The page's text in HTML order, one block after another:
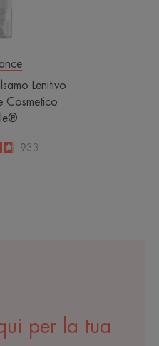
Lenitivo
Cosmetico
4.8
/
5
933
per la tua